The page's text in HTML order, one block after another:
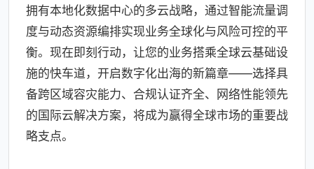
拥有本地化数据中心的多云战略，通过智能流量调
度与动态资源编排实现业务全球化与风险可控的平
衡。现在即刻行动，让您的业务搭乘全球云基础设
施的快车道，开启数字化出海的新篇章——选择具
备跨区域容灾能力、合规认证齐全、网络性能领先
的国际云解决方案，将成为赢得全球市场的重要战
略支点。